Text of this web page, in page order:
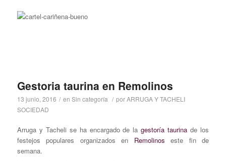
Gestoria taurina en Remolinos
13 junio, 2016 / en Sin categoría / porARRUGA Y TACHELI
SOCIEDAD
Arruga y Tacheli se ha encargado de la gestoría taurina de los
festejos populares organizados en Remolinos este fin de
semana.